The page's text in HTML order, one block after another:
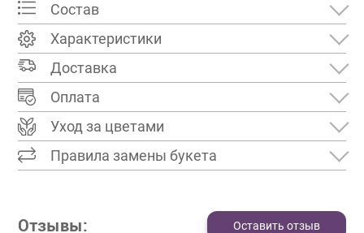
Состав
Характеристики
Доставка
Оплата
Уход за цветами
Правила замены букета
Отзывы: Оставить отзыв